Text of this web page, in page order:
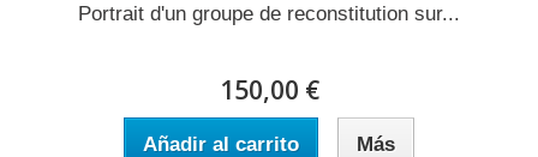
Portrait d'un groupe de reconstitution sur...
150,00 €
Añadir al carrito Más